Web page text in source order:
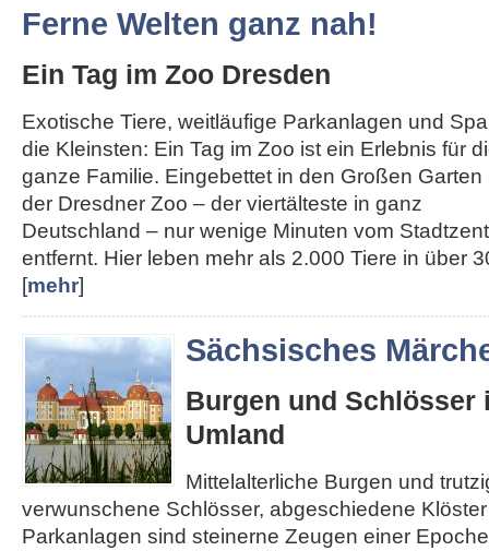
Ferne Welten ganz nah!
Ein Tag im Zoo Dresden
Exotische Tiere, weitläufige Parkanlagen und
die Kleinsten: Ein Tag im Zoo ist ein Erlebnis für
ganze Familie. Eingebettet in den Großen Garten
der Dresdner Zoo – der viertälteste in ganz
Deutschland – nur wenige Minuten vom
entfernt. Hier leben mehr als 2.000 Tiere in über
[mehr]
Sächsisches
Burgen und Schlösser
Umland
Mittelalterliche Burgen und
verwunschene Schlösser, abgeschiedene
Parkanlagen sind steinerne Zeugen einer